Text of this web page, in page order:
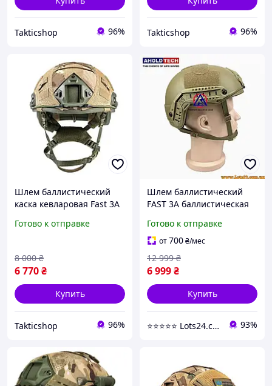
Takticshop 96% Takticshop 96%
Шлем баллистический
каска кевларовая Fast 3A
мультикам
Готово к отправке
6 770₴
8 000 ₴
Купить
Takticshop 96%
Шлем баллистический
FAST 3A баллистическая
баллистический шлем
FAST NIJ IIIA каска фаст
шлем ФАСТ
Готово к отправке
от700₴/мес
6 999₴
12 999 ₴
Купить
⭐️⭐️⭐️⭐️⭐️ Lots24.com.ua 93%